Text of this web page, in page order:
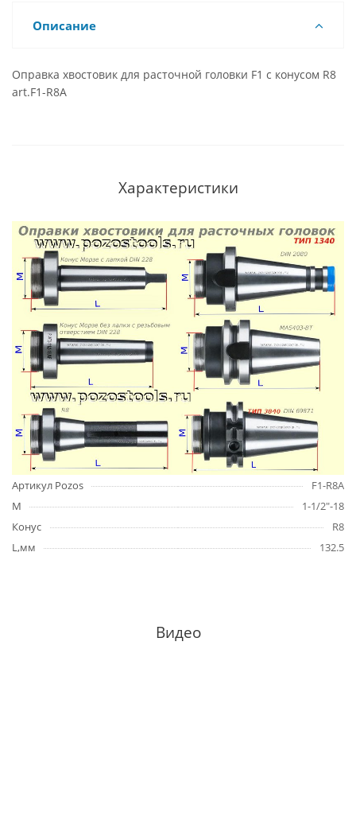
Описание
Оправка хвостовик для расточной головки F1 с конусом R8
art.F1-R8A
Характеристики
Артикул Pozos
F1-R8A
M
1-1/2"-18
Конус
R8
L,мм
132.5
Видео